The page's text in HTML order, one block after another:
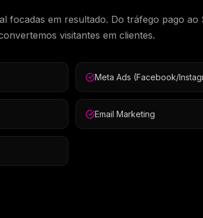
focadas em resultado. Do tráfego pago ao
visitantes em clientes.
Meta Ads (Facebook/
Email Marketing